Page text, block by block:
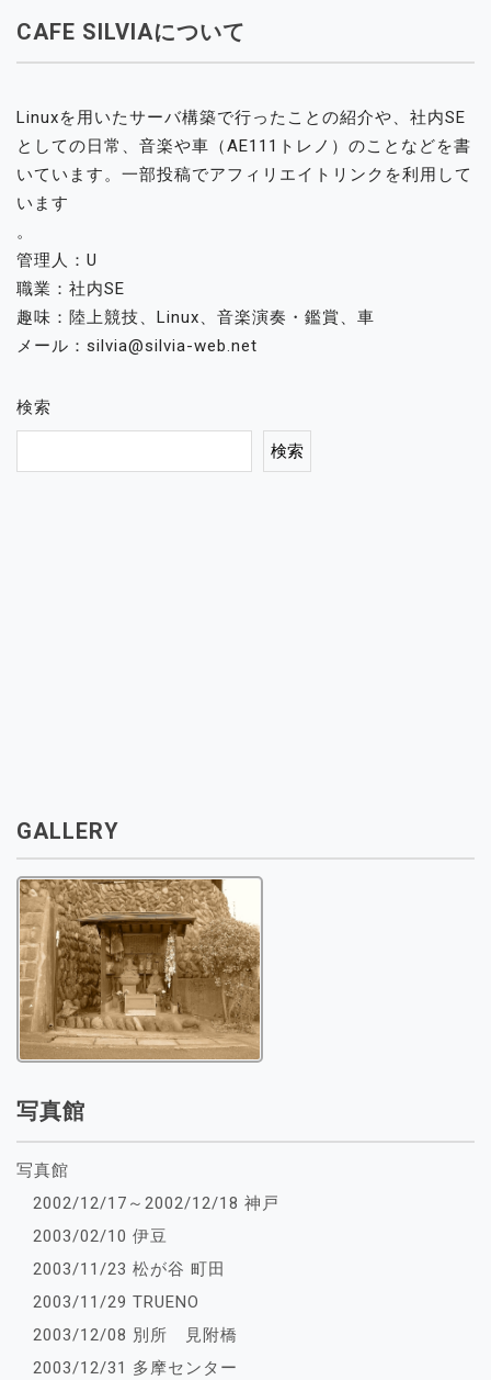
CAFE SILVIAについて
Linuxを用いたサーバ構築で行ったことの紹介や、社内SE
としての日常、音楽や車（AE111トレノ）のことなどを書
いています。一部投稿でアフィリエイトリンクを利用して
います
。
管理人：U
職業：社内SE
趣味：陸上競技、Linux、音楽演奏・鑑賞、車
メール：silvia@silvia-web.net
検索
検索
GALLERY
写真館
写真館
2002/12/17～2002/12/18 神戸
2003/02/10 伊豆
2003/11/23 松が谷 町田
2003/11/29 TRUENO
2003/12/08 別所 見附橋
2003/12/31 多摩センター